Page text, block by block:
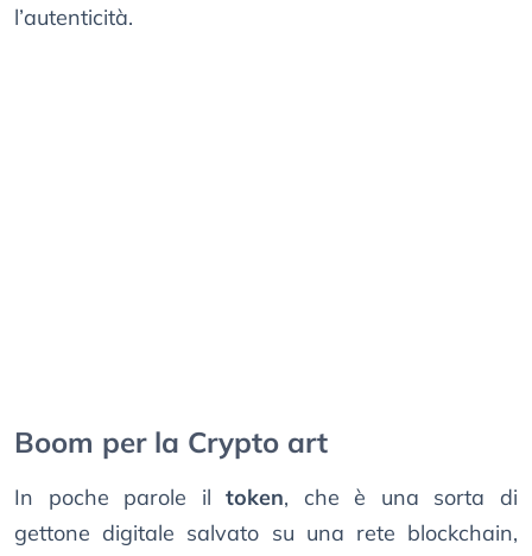
l’autenticità.
Boom per la Crypto art
In poche parole iltoken, che è una sorta di
gettone digitale salvato su una rete blockchain,